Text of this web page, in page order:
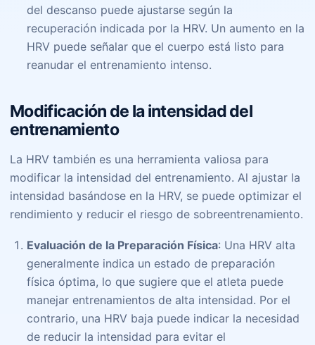
del descanso puede ajustarse según la
recuperación indicada por la HRV. Un aumento en la
HRV puede señalar que el cuerpo está listo para
reanudar el entrenamiento intenso.
Modificación de la intensidad del
entrenamiento
La HRV también es una herramienta valiosa para
modificar la intensidad del entrenamiento. Al ajustar la
intensidad basándose en la HRV, se puede optimizar el
rendimiento y reducir el riesgo de sobreentrenamiento.
Evaluación de la Preparación Física: Una HRV alta
generalmente indica un estado de preparación
física óptima, lo que sugiere que el atleta puede
manejar entrenamientos de alta intensidad. Por el
contrario, una HRV baja puede indicar la necesidad
de reducir la intensidad para evitar el